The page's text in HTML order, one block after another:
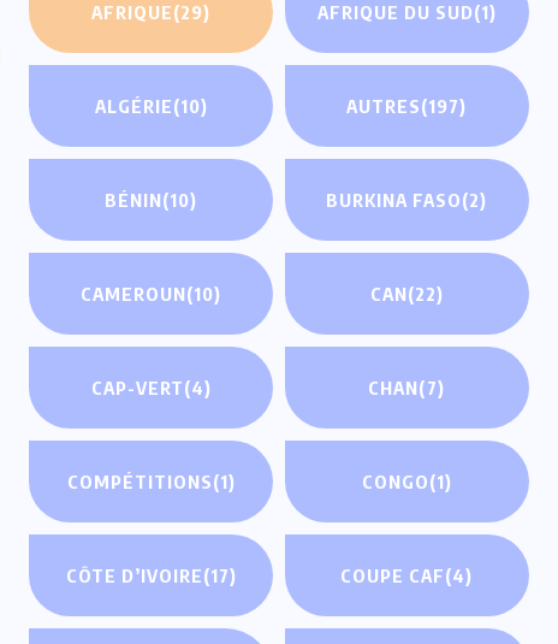
AFRIQUE(29) AFRIQUE DU SUD(1)
ALGÉRIE(10) AUTRES(197)
BÉNIN(10) BURKINA FASO(2)
CAMEROUN(10) CAN(22)
CAP-VERT(4) CHAN(7)
COMPÉTITIONS(1) CONGO(1)
CÔTE D’IVOIRE(17) COUPE CAF(4)